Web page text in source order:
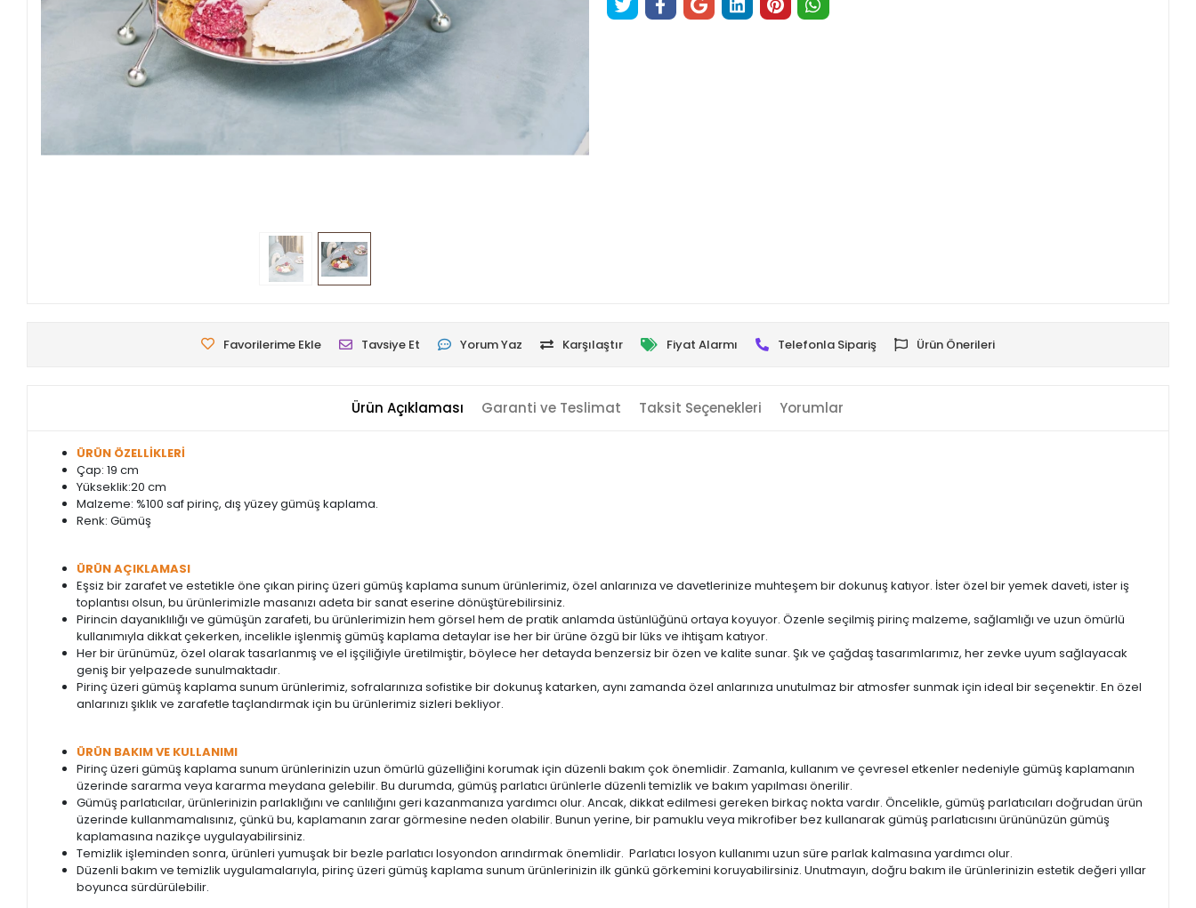
Favorilerime Ekle Tavsiye Et Yorum Yaz Karşılaştır Fiyat Alarmı Telefonla Sipariş Ürün Önerileri
Ürün Açıklaması Garanti ve Teslimat Taksit Seçenekleri Yorumlar
ÜRÜN ÖZELLİKLERİ
Çap: 19 cm
Yükseklik:20 cm
Malzeme: %100 saf pirinç, dış yüzey gümüş kaplama.
Renk: Gümüş
ÜRÜN AÇIKLAMASI
Eşsiz bir zarafet ve estetikle öne çıkan pirinç üzeri gümüş kaplama sunum ürünlerimiz, özel anlarınıza ve davetlerinize muhteşem bir dokunuş katıyor. İster özel bir yemek daveti, ister iş
toplantısı olsun, bu ürünlerimizle masanızı adeta bir sanat eserine dönüştürebilirsiniz.
Pirincin dayanıklılığı ve gümüşün zarafeti, bu ürünlerimizin hem görsel hem de pratik anlamda üstünlüğünü ortaya koyuyor. Özenle seçilmiş pirinç malzeme, sağlamlığı ve uzun ömürlü
kullanımıyla dikkat çekerken, incelikle işlenmiş gümüş kaplama detaylar ise her bir ürüne özgü bir lüks ve ihtişam katıyor.
Her bir ürünümüz, özel olarak tasarlanmış ve el işçiliğiyle üretilmiştir, böylece her detayda benzersiz bir özen ve kalite sunar. Şık ve çağdaş tasarımlarımız, her zevke uyum sağlayacak
geniş bir yelpazede sunulmaktadır.
Pirinç üzeri gümüş kaplama sunum ürünlerimiz, sofralarınıza sofistike bir dokunuş katarken, aynı zamanda özel anlarınıza unutulmaz bir atmosfer sunmak için ideal bir seçenektir. En özel
anlarınızı şıklık ve zarafetle taçlandırmak için bu ürünlerimiz sizleri bekliyor.
ÜRÜN BAKIM VE KULLANIMI
Pirinç üzeri gümüş kaplama sunum ürünlerinizin uzun ömürlü güzelliğini korumak için düzenli bakım çok önemlidir. Zamanla, kullanım ve çevresel etkenler nedeniyle gümüş kaplamanın
üzerinde sararma veya kararma meydana gelebilir. Bu durumda, gümüş parlatıcı ürünlerle düzenli temizlik ve bakım yapılması önerilir.
Gümüş parlatıcılar, ürünlerinizin parlaklığını ve canlılığını geri kazanmanıza yardımcı olur. Ancak, dikkat edilmesi gereken birkaç nokta vardır. Öncelikle, gümüş parlatıcıları doğrudan ürün
üzerinde kullanmamalısınız, çünkü bu, kaplamanın zarar görmesine neden olabilir. Bunun yerine, bir pamuklu veya mikrofiber bez kullanarak gümüş parlatıcısını ürününüzün gümüş
kaplamasına nazikçe uygulayabilirsiniz.
Temizlik işleminden sonra, ürünleri yumuşak bir bezle parlatıcı losyondon arındırmak önemlidir. Parlatıcı losyon kullanımı uzun süre parlak kalmasına yardımcı olur.
Düzenli bakım ve temizlik uygulamalarıyla, pirinç üzeri gümüş kaplama sunum ürünlerinizin ilk günkü görkemini koruyabilirsiniz. Unutmayın, doğru bakım ile ürünlerinizin estetik değeri yıllar
boyunca sürdürülebilir.